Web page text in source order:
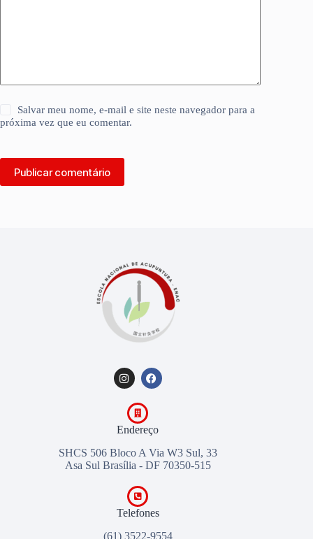
Salvar meu nome, e-mail e site neste navegador para a
próxima vez que eu comentar.
Publicar comentário
Endereço
SHCS 506 Bloco A Via W3 Sul, 33
Asa Sul Brasília - DF 70350-515
Telefones
(61) 3522-9554